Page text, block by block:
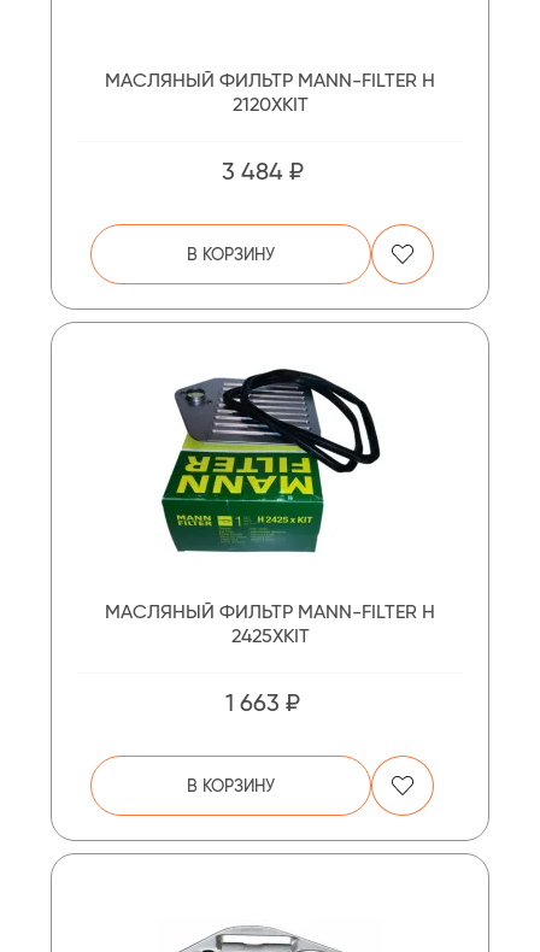
МАСЛЯНЫЙ ФИЛЬТР MANN-FILTER H
2120XKIT
3 484 ₽
В КОРЗИНУ
МАСЛЯНЫЙ ФИЛЬТР MANN-FILTER H
2425XKIT
1 663 ₽
В КОРЗИНУ